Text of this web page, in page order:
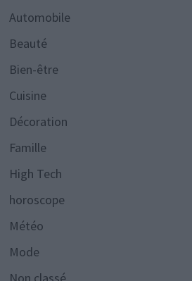
Automobile
Beauté
Bien-être
Cuisine
Décoration
Famille
High Tech
horoscope
Météo
Mode
Non classé